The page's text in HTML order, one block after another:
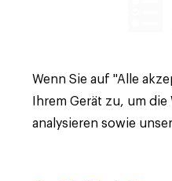
Wenn Sie auf "Alle
Ihrem Gerät zu, um
analysieren sowie